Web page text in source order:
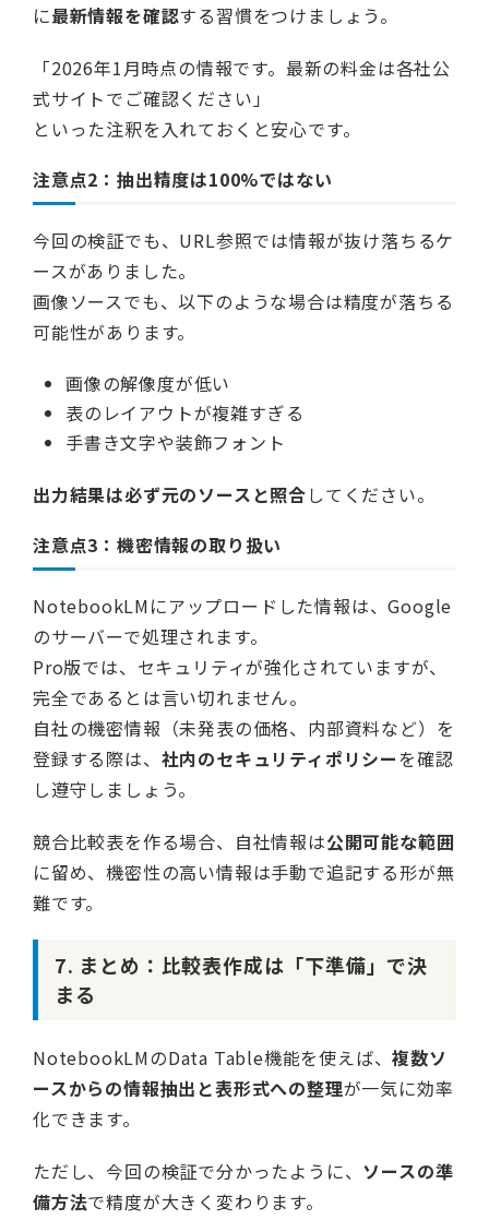
に最新情報を確認する習慣をつけましょう。
「2026年1月時点の情報です。最新の料金は各社公
式サイトでご確認ください」
といった注釈を入れておくと安心です。
注意点2：抽出精度は100%ではない
今回の検証でも、URL参照では情報が抜け落ちるケ
ースがありました。
画像ソースでも、以下のような場合は精度が落ちる
可能性があります。
画像の解像度が低い
表のレイアウトが複雑すぎる
手書き文字や装飾フォント
出力結果は必ず元のソースと照合してください。
注意点3：機密情報の取り扱い
NotebookLMにアップロードした情報は、Google
のサーバーで処理されます。
Pro版では、セキュリティが強化されていますが、
完全であるとは言い切れません。
自社の機密情報（未発表の価格、内部資料など）を
登録する際は、 社内のセキュリティポリシーを確認
し遵守しましょう。
競合比較表を作る場合、自社情報は公開可能な範囲
に留め、機密性の高い情報は手動で追記する形が無
難です。
7. まとめ：比較表作成は「下準備」で決
まる
NotebookLMのData Table機能を使えば、複数ソ
ースからの情報抽出と表形式への整理が一気に効率
化できます。
ただし、今回の検証で分かったように、 ソースの準
備方法で精度が大きく変わります。